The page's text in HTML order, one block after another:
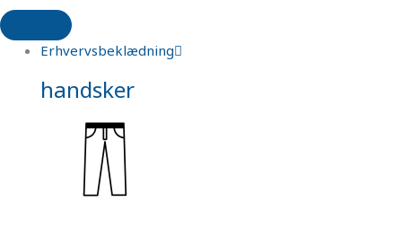
Erhvervsbeklædning
handsker